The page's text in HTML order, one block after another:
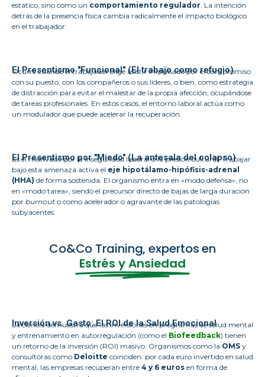
estático, sino como un comportamiento regulador. La intención
detrás de la presencia física cambia radicalmente el impacto biológico
en el trabajador:
El Presentismo "Funcional" (El trabajo como refugio)
Ocurre cuando el trabajador elige asistir impulsado por el compromiso
con su puesto, con los compañeros o sus líderes, o bien, como estrategia
de distracción para evitar el malestar de la propia afección, ocupándose
de tareas profesionales. En estos casos, el entorno laboral actúa como
un modulador que puede acelerar la recuperación.
El Presentismo por "Miedo" (La antesala del colapso)
Es el motivado por la inseguridad laboral o la presión cultural. Trabajar
bajo esta amenaza activa el eje hipotálamo-hipófisis-adrenal
(HHA) de forma sostenida. El organismo entra en «modo defensa», no
en «modo tarea», siendo el precursor directo de bajas de larga duración
por burnout o como acelerador o agravante de las patologías
subyacentes.
Co&Co Training, expertos en
Estrés y Ansiedad
Inversión vs. Gasto: El ROI de la Salud Emocional
La ciencia demuestra que las inversiones en programas de salud mental
y entrenamiento en autorregulación (como el Biofeedback) tienen
un retorno de la inversión (ROI) masivo. Organismos como la OMS y
consultoras como Deloitte coinciden: por cada euro invertido en salud
mental, las empresas recuperan entre 4 y 6 euros en forma de